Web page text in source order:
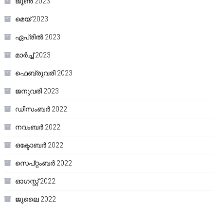
മെയ്‌ 2023
ഏപ്രിൽ 2023
മാർച്ച്‌ 2023
ഫെബ്രുവരി 2023
ജനുവരി 2023
ഡിസംബർ 2022
നവംബർ 2022
ഒക്ടോബർ 2022
സെപ്റ്റംബർ 2022
ഓഗസ്റ്റ്‌ 2022
ജൂലൈ 2022